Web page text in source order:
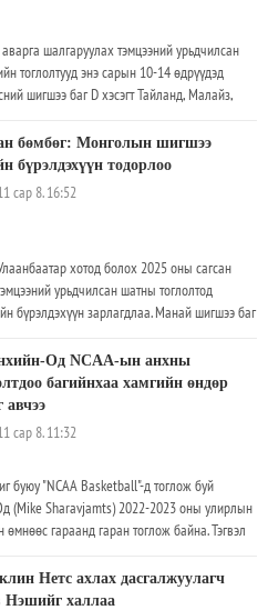
шалгаруулах тэмцээний урьдчилсан
тоглолтууд энэ сарын 10-14 өдрүүдэд
шигшээ баг D хэсэгт Тайланд, Малайз,
холбооноос онцлон танилцуулж
улсын сагсан бөмбөгийн холбоо /ФИБА/-
2 удаа буюу 1963, 1965 онуудад Азийн
бөмбөг: Монголын шигшээ
бүрэлдэхүүн тодорлоо
сар 8. 16:52
хотод болох 2025 оны сагсан
урьдчилсан шатны тоглолтод
бүрэлдэхүүн зарлагдлаа. Манай шигшээ баг
Од NCAA-ын анхны
багийнхаа хамгийн өндөр
авчээ
сар 8. 11:32
буюу "NCAA Basketball"-д тоглож буй
(Mike Sharavjamts) 2022-2023 оны улирлын
гараанд гаран тоглож байна. Тэгвэл
14 оноо авчээ
Нетс ахлах дасгалжуулагч
Нэшийг халлаа